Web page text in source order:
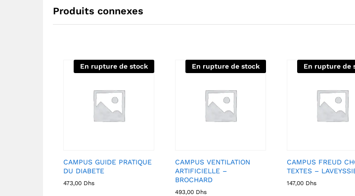
Produits connexes
En rupture de stock
CAMPUS GUIDE PRATIQUE
DU DIABETE
473,00 Dhs
En rupture de stock
CAMPUS VENTILATION
ARTIFICIELLE –
BROCHARD
493,00 Dhs
En rupture de
CAMPUS FREUD
TEXTES –
147,00 Dhs